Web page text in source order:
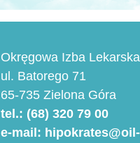
Okręgowa Izba
ul. Batorego 71
65-735 Zielona Góra
tel.: (68) 320 79 00
e-mail: